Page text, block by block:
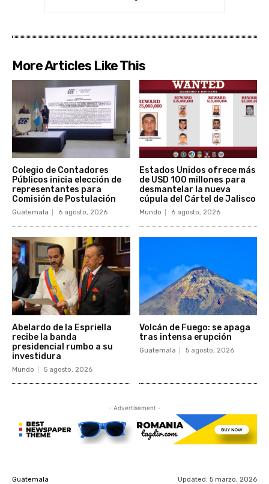
More Articles Like This
Colegio de Contadores
Públicos inicia elección de
representantes para
Comisión de Postulación
Guatemala 6 agosto, 2026
Estados Unidos ofrece más
de USD 100 millones para
desmantelar la nueva
cúpula del Cártel de Jalisco
Mundo 6 agosto, 2026
Abelardo de la Espriella
recibe la banda
presidencial rumbo a su
investidura
Mundo 5 agosto, 2026
Volcán de Fuego: se apaga
tras intensa erupción
Guatemala 5 agosto, 2026
- Advertisement -